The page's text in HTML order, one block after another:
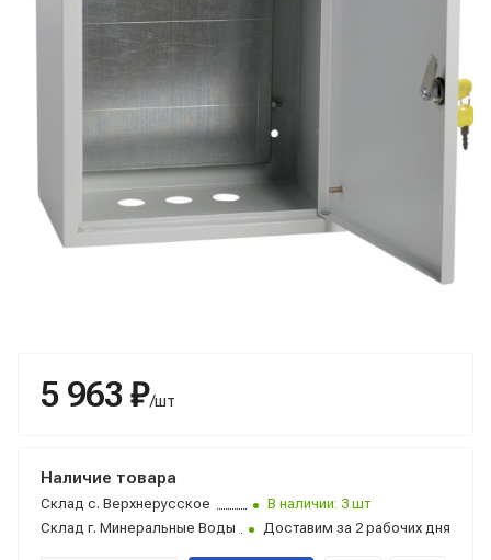
5 963 ₽/шт
Наличие товара
Склад с. Верхнерусское
В наличии: 3 шт
Склад г. Минеральные Воды Доставим за 2 рабочих дня